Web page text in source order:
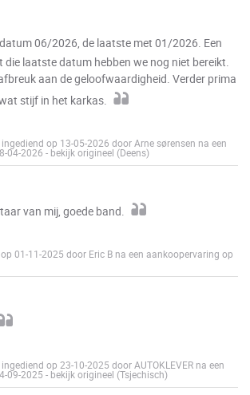
06/2026, de laatste met 01/2026. Een
die laatste datum hebben we nog niet bereikt.
aan de geloofwaardigheid. Verder prima
stijf in het karkas.
op 13-05-2026 door Arne sørensen na een
04-2026 - bekijk origineel (Deens)
van mij, goede band.
01-11-2025 door Eric B na een aankoopervaring op
op 23-10-2025 door AUTOKLEVER na een
09-2025 - bekijk origineel (Tsjechisch)